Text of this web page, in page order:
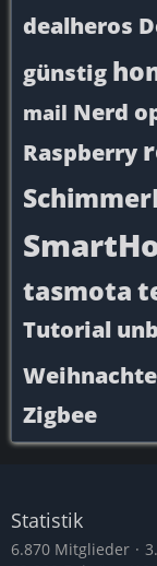
dealheros
günstig
mail Nerd
Raspberry
tasmota
Tutorial
Zigbee
Statistik
6.870 Mitglieder